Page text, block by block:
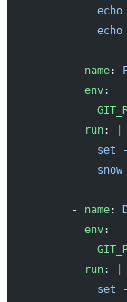
echo
echo
      -
name:
        env
:
        run
:
set
snow
      -
name:
        env
:
        run
:
set